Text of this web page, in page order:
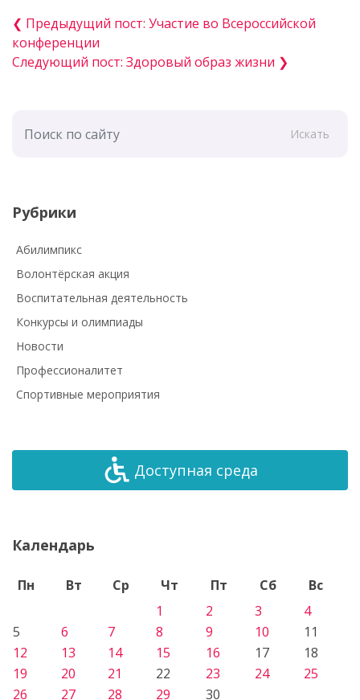
❮ Предыдущий пост: Участие во Всероссийской
конференции
Следующий пост: Здоровый образ жизни ❯
Искать
Рубрики
Абилимпикс
Волонтёрская акция
Воспитательная деятельность
Конкурсы и олимпиады
Новости
Профессионалитет
Спортивные мероприятия
Доступная среда
Календарь
Пн Вт Ср Чт Пт Сб
Вс
1
2 3
4
5
6 7 8 9 10
11
12
13 14 15 16 17
18
19
20 21 22 23 24
25
26
27 28 29 30